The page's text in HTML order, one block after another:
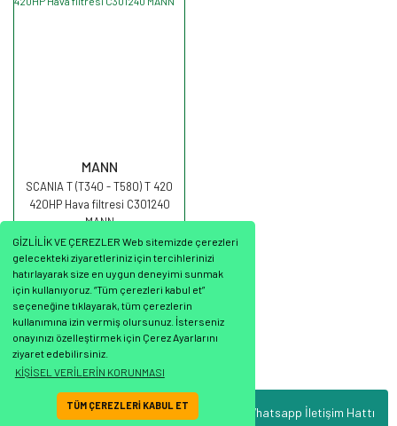
GİZLİLİK VE ÇEREZLER Web sitemizde çerezleri
gelecekteki ziyaretleriniz için tercihlerinizi
hatırlayarak size en uygun deneyimi sunmak
için kullanıyoruz. “Tüm çerezleri kabul et”
seçeneğine tıklayarak, tüm çerezlerin
kullanımına izin vermiş olursunuz. İsterseniz
onayınızı özelleştirmek için Çerez Ayarlarını
ziyaret edebilirsiniz.
KİŞİSEL VERİLERİN KORUNMASI
TÜM ÇEREZLERİ KABUL ET Whatsapp İletişim Hattı
MANN
SCANIA T (T340 - T580) T 420
420HP Hava filtresi C301240
MANN
2.092,67 TL